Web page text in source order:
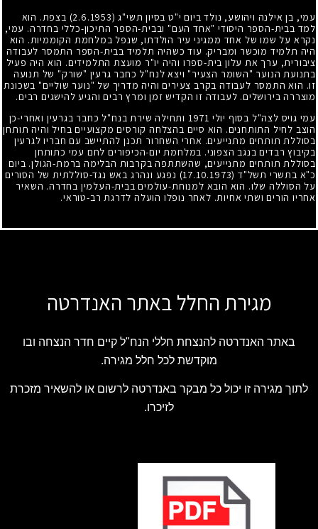
עמי, בן אילנה ויהושע, נולד ביום י"ט בסיון תשי"ג (2.6.1953)
בצפת. הוא
למד בבית-הספר היסודי "אחד העם" ובבית-הספר התיכון-כללי בחדרה. עמי,
נקרא על שמו של אחד ממגיני עיר הולדתו, שנפל במלחמת הקוממיות. הוא
היה תלמיד מוכשר ומבריק. עוד כשהיה תלמיד בבית-הספר התמסר לעבודה
ציבורית, ערך את עלון בית-ספרו והיה יו"ר מועצת התלמידים. הוא היה פעיל
בתנועת הנוער "השומר הצעיר" ויצא לנח"ל כחבר גרעין "שורק" של תנועה
זו. הוא התמסר לעבודה בקרב צעירים והיה מדריך של "נוער שוליים" בשכונת
מוצררה בירושלים. לעבודה זו הקדיש זמן ומרץ רבים והגיע להישגים רבים.
עמי גויס לצה"ל בסוף יולי 1971 ותחילה שירת בנח"ל כחבר בגרעין ואחרי-כן
הוצב לחיל התותחנים. הוא סיים בהצלחה קורסים מקצועיים בחיל והיה תותחן
בסוללת תותחים מתנייעים. אחרי השחרור תכנן להתיישב עם חבריו לגרעין
בקיבוץ רבדים בנגב הצפוני. במלחמת יום-הכיפורים לחם עמי כתותחן
בסוללת תותחים מתנייעים, שהשתתפה בקרבות הבלימה ברמת-הגולן. ביום
כ"א בתשרי תשל"ד (17.10.1973)
נפגע ונהרג באש נגד-סוללתית של הסורים
על הסוללה שלו. הוא הובא למנוחת-עולמים בבית-העלמין בחדרה. השאיר
אחריו הורים ושתי אחיות. לאחר נופלו הועלה לדרגת רב-טוראי.
מגירת החלל באתר האנדרטה
באתר האנדרטה להנצחת חללי הנח"ל קיים חדר הנצחה ובו
מוקדשת לכל חלל מגירה.
לתוך מגירה זו יכול כל מבקר באנדרטה לרשום או להשאיר מזכרת
לזיכרו.